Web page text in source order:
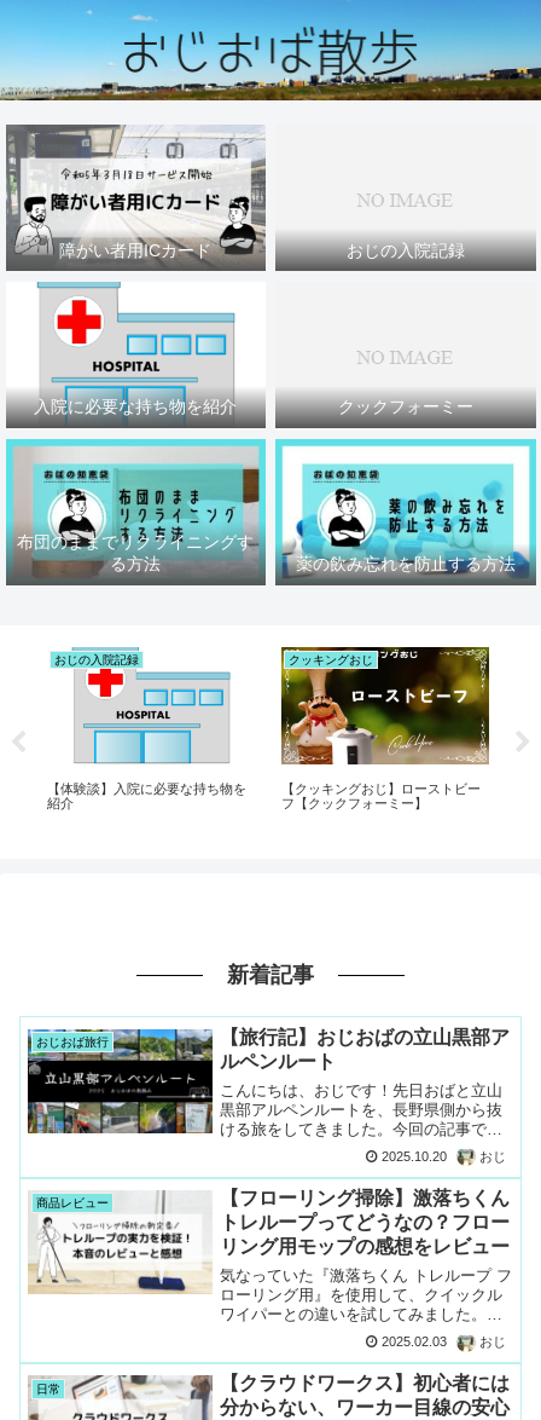
障がい者用ICカード おじの入院記録
入院に必要な持ち物を紹介 クックフォーミー
布団のままでリクライニングす
る方法
薬の飲み忘れを防止する方法
おじの入院記録
【体験談】入院に必要な持ち物を
紹介
クッキングおじ
【クッキングおじ】ローストビー
フ【クックフォーミー】
新着記事
おじおば旅行
【旅行記】おじおばの立山黒部ア
ルペンルート
こんにちは、おじです！先日おばと立山
黒部アルペンルートを、長野県側から抜
ける旅をしてきました。今回の記事で
は、そんな旅の様子をゆるーくレポート
します。皆さんの旅行計画の参考になる
かと思いますので、ぜひ最後までお付き
合いください。【参考情報】...
2025.10.20 おじ
商品レビュー
【フローリング掃除】激落ちくん
トレループってどうなの？フロー
リング用モップの感想をレビュー
気なっていた『激落ちくん トレループ フ
ローリング用』を使用して、クイックル
ワイパーとの違いを試してみました。実
際にトレループを使用して感じたメリッ
ト・デメリットを紹介しているので、購
入をご検討の方は、ぜひ参考にしてみて
ください。
2025.02.03 おじ
日常
【クラウドワークス】初心者には
分からない、ワーカー目線の安心